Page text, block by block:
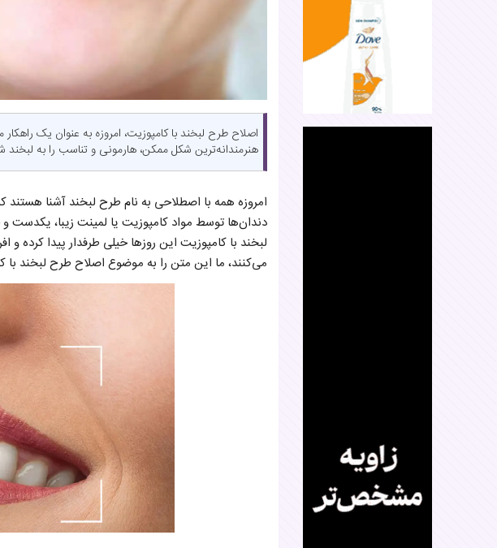
اصلاح طرح لبخند با کامپوزیت، امروزه به عنوان یک
هنرمندانه‌ترین شکل ممکن، هارمونی و تناسب را به لبخند
امروزه همه با اصطلاحی به نام طرح لبخند آشنا هستند
دندان‌ها توسط مواد کامپوزیت یا لمینت زیبا، یکدست
لبخند با کامپوزیت این روزها خیلی طرفدار پیدا کرده و
می‌کنند، ما این متن را به موضوع اصلاح طرح لبخند با